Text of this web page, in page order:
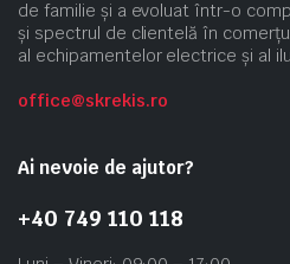
de familie și a evoluat într-o
și spectrul de clientelă în
al echipamentelor electrice și al
office@skrekis.ro
Ai nevoie de ajutor?
+40 749 110 118